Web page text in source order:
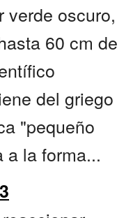
verde oscuro,
60 cm de
del griego
"pequeño
a la forma...